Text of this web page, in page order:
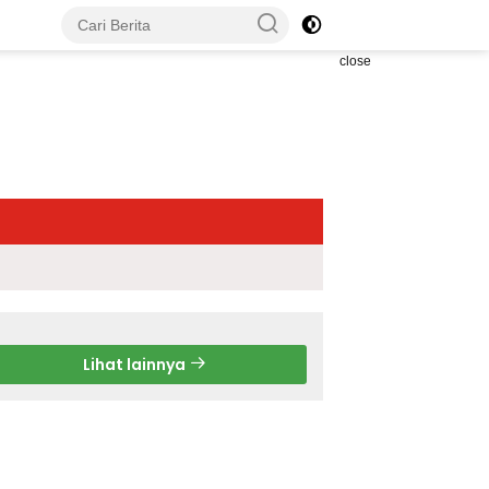
close
Lihat lainnya